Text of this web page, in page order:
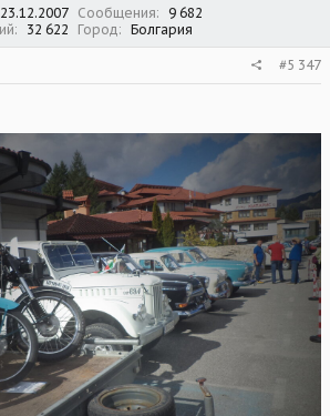
23.12.2007 Сообщения
9 682
32 622 Город Болгария
#5 347